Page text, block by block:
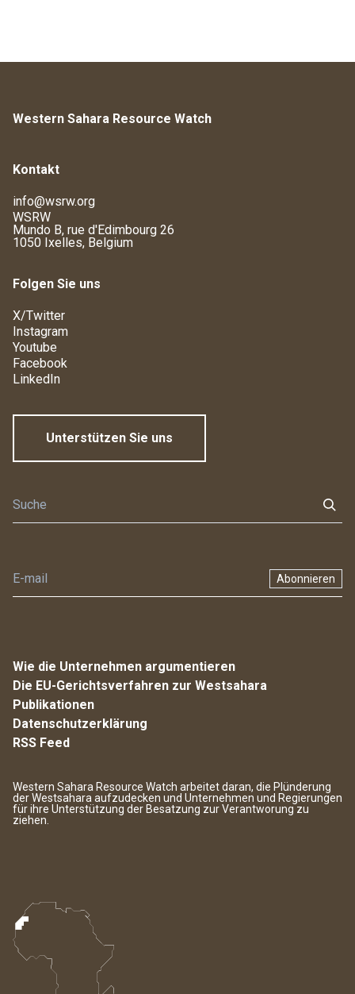
Western Sahara Resource Watch
Kontakt
info@wsrw.org
WSRW
Mundo B, rue d'Edimbourg 26
1050 Ixelles, Belgium
Folgen Sie uns
X/Twitter
Instagram
Youtube
Facebook
LinkedIn
Unterstützen Sie uns
Abonnieren
Wie die Unternehmen argumentieren
Die EU-Gerichtsverfahren zur Westsahara
Publikationen
Datenschutzerklärung
RSS Feed
Western Sahara Resource Watch arbeitet daran, die Plünderung
der Westsahara aufzudecken und Unternehmen und Regierungen
für ihre Unterstützung der Besatzung zur Verantworung zu
ziehen.